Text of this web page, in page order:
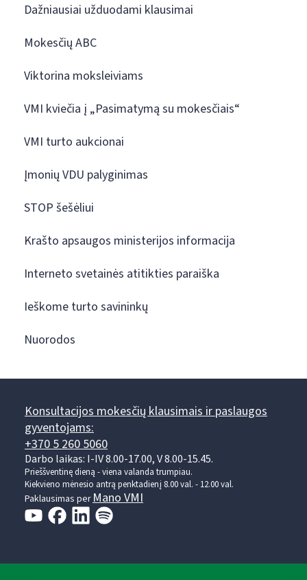
Dažniausiai užduodami klausimai
Mokesčių ABC
Viktorina moksleiviams
VMI kviečia į „Pasimatymą su mokesčiais“
VMI turto aukcionai
Įmonių VDU palyginimas
STOP šešėliui
Krašto apsaugos ministerijos informacija
Interneto svetainės atitikties paraiška
Ieškome turto savininkų
Nuorodos
Konsultacijos mokesčių klausimais ir paslaugos
gyventojams:
+370 5 260 5060
Darbo laikas: I-IV 8.00-17.00, V 8.00-15.45.
Prieššventinę dieną - viena valanda trumpiau.
Kiekvieno mėnesio antrą penktadienį 8.00 val. - 12.00 val.
Paklausimas per Mano VMI